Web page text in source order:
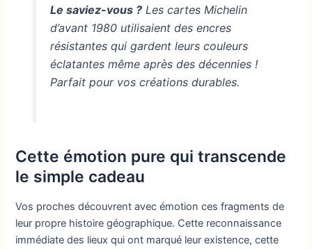
Le saviez-vous ?Les cartes Michelin
d’avant 1980 utilisaient des encres
résistantes qui gardent leurs couleurs
éclatantes même après des décennies !
Parfait pour vos créations durables.
Cette émotion pure qui transcende
le simple cadeau
Vos proches découvrent avec émotion ces fragments de
leur propre histoire géographique. Cette reconnaissance
immédiate des lieux qui ont marqué leur existence, cette